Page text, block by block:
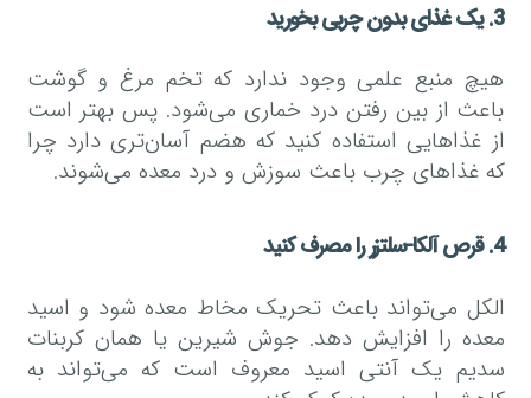
3. یک غذای بدون چربی بخورید
هیچ منبع علمی وجود ندارد که تخم مرغ و گوشت
باعث از بین رفتن درد خماری می‌شود. پس بهتر است
از غذا‌هایی استفاده کنید که هضم آسان‌تری دارد چرا
که غذا‌های چرب باعث سوزش و درد معده می‌شوند.
4. قرص آلکا-سلتزر را مصرف کنید
الکل می‌تواند باعث تحریک مخاط معده شود و اسید
معده را افزایش دهد. جوش شیرین یا همان کربنات
سدیم یک آنتی اسید معروف است که می‌تواند به